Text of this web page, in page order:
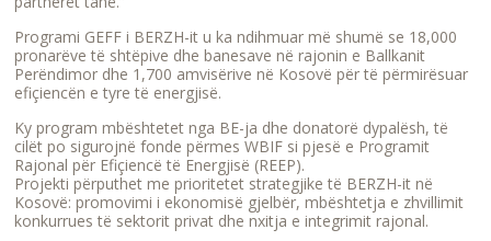
Programi GEFF i BERZH-it u ka ndihmuar më shumë se 18,000
pronarëve të shtëpive dhe banesave në rajonin e Ballkanit
Perëndimor dhe 1,700 amvisërive në Kosovë për të përmirësuar
efiçiencën e tyre të energjisë.
Ky program mbështetet nga BE-ja dhe donatorë dypalësh, të
cilët po sigurojnë fonde përmes WBIF si pjesë e Programit
Rajonal për Efiçiencë të Energjisë (REEP).
Projekti përputhet me prioritetet strategjike të BERZH-it në
Kosovë: promovimi i ekonomisë gjelbër, mbështetja e zhvillimit
konkurrues të sektorit privat dhe nxitja e integrimit rajonal.